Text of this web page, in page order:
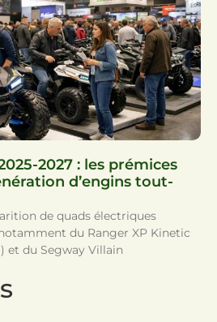
2027 : les prémices
d’engins tout-
de quads électriques
du Ranger XP Kinetic
et du Segway Villain